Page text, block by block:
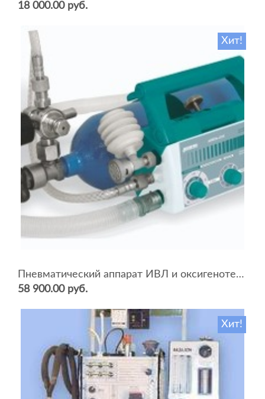
18 000.00 руб.
Хит!
Пневматический аппарат ИВЛ и оксигенотерапии портативный АИВЛп-2/20-«ТМТ»
58 900.00 руб.
Хит!